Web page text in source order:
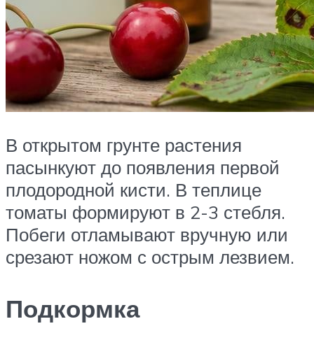
В открытом грунте растения
пасынкуют до появления первой
плодородной кисти. В теплице
томаты формируют в 2-3 стебля.
Побеги отламывают вручную или
срезают ножом с острым лезвием.
Подкормка